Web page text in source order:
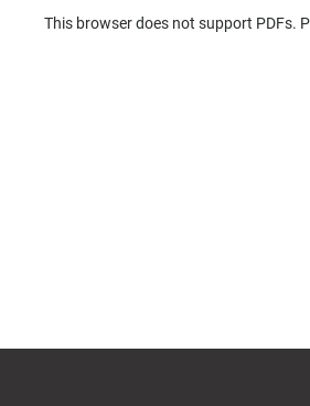
This browser does not support PDFs.